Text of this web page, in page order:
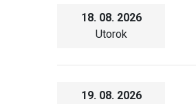
18. 08. 2026
Utorok
19. 08. 2026